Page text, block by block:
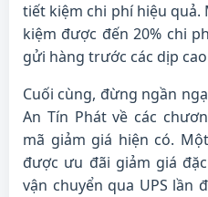
tiết kiệm chi phí hiệu
kiệm được đến 20% chi
gửi hàng trước các dịp
Cuối cùng, đừng ngần
An Tín Phát về các
mã giảm giá hiện có.
được ưu đãi giảm giá
vận chuyển qua UPS lần